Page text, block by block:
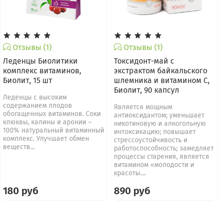
Отзывы (1)
Леденцы Биолитики
комплекс витаминов,
Биолит, 15 шт
Леденцы с высоким
содержанием плодов
обогащенных витаминов. Соки
клюквы, калины и аронии –
100% натуральный витаминный
комплекс. Улучшает обмен
веществ...
180 руб
Отзывы (1)
Токсидонт-май с
экстрактом байкальского
шлемника и витамином С,
Биолит, 90 капсул
Является мощным
антиоксидантом; уменьшает
никотиновую и алкогольную
интоксикацию; повышает
стрессоустойчивость и
работоспособность; замедляет
процессы старения, является
витамином «молодости и
красоты....
890 руб